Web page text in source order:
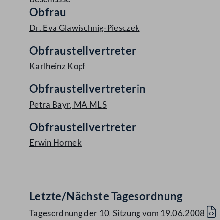
Obfrau
Dr. Eva Glawischnig-Piesczek
Obfraustellvertreter
Karlheinz Kopf
Obfraustellvertreterin
Petra Bayr, MA MLS
Obfraustellvertreter
Erwin Hornek
Letzte/Nächste Tagesordnung
Tagesordnung der 10. Sitzung vom 19.06.2008